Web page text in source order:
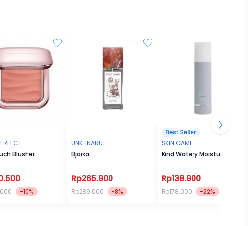
Blusher
-10%
UNKE NARU
Bjorka
Rp265.900
Rp289.000 -8%
SKIN GAME
Kind Watery Moisturizer
Rp138.900
Rp178.000 -22%